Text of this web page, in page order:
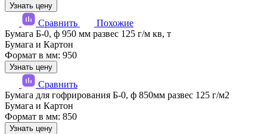
Узнать цену
Сравнить
Похожие
Бумага Б-0, ф 950 мм развес 125 г/м кв, т
Бумага и Картон
Формат в мм: 950
Узнать цену
Сравнить
Бумага для гофрирования Б-0, ф 850мм развес 125 г/м2
Бумага и Картон
Формат в мм: 850
Узнать цену